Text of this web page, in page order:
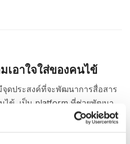
เอาใจใส่ของคนไข้
จุดประสงค์ที่จะพัฒนาการสื่อสาร
ไข้. เป็น platform ที่ช่วยพัฒนา